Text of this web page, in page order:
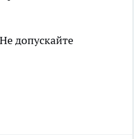
допускайте